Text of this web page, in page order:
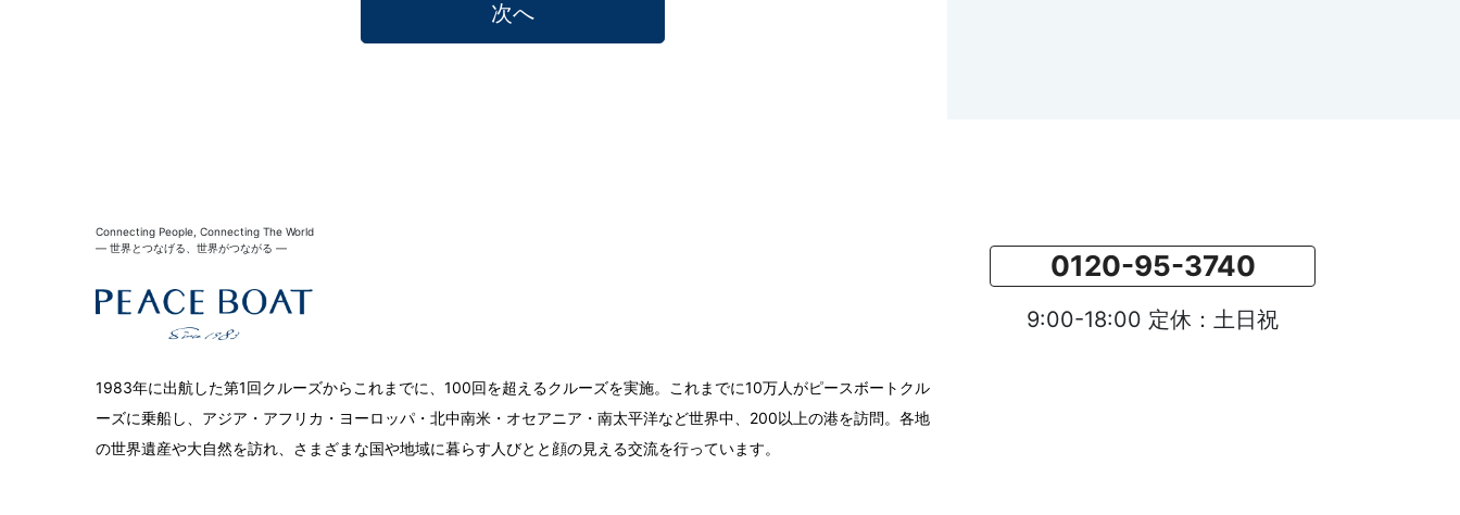
次へ
0120-95-3740
9:00-18:00 定休：土日祝
Connecting People, Connecting The World
― 世界とつなげる、世界がつながる ―
1983年に出航した第1回クルーズからこれまでに、100回を超えるクルーズを実施。これまでに10万人がピースボートクル
ーズに乗船し、アジア・アフリカ・ヨーロッパ・北中南米・オセアニア・南太平洋など世界中、200以上の港を訪問。各地
の世界遺産や大自然を訪れ、さまざまな国や地域に暮らす人びとと顔の見える交流を行っています。